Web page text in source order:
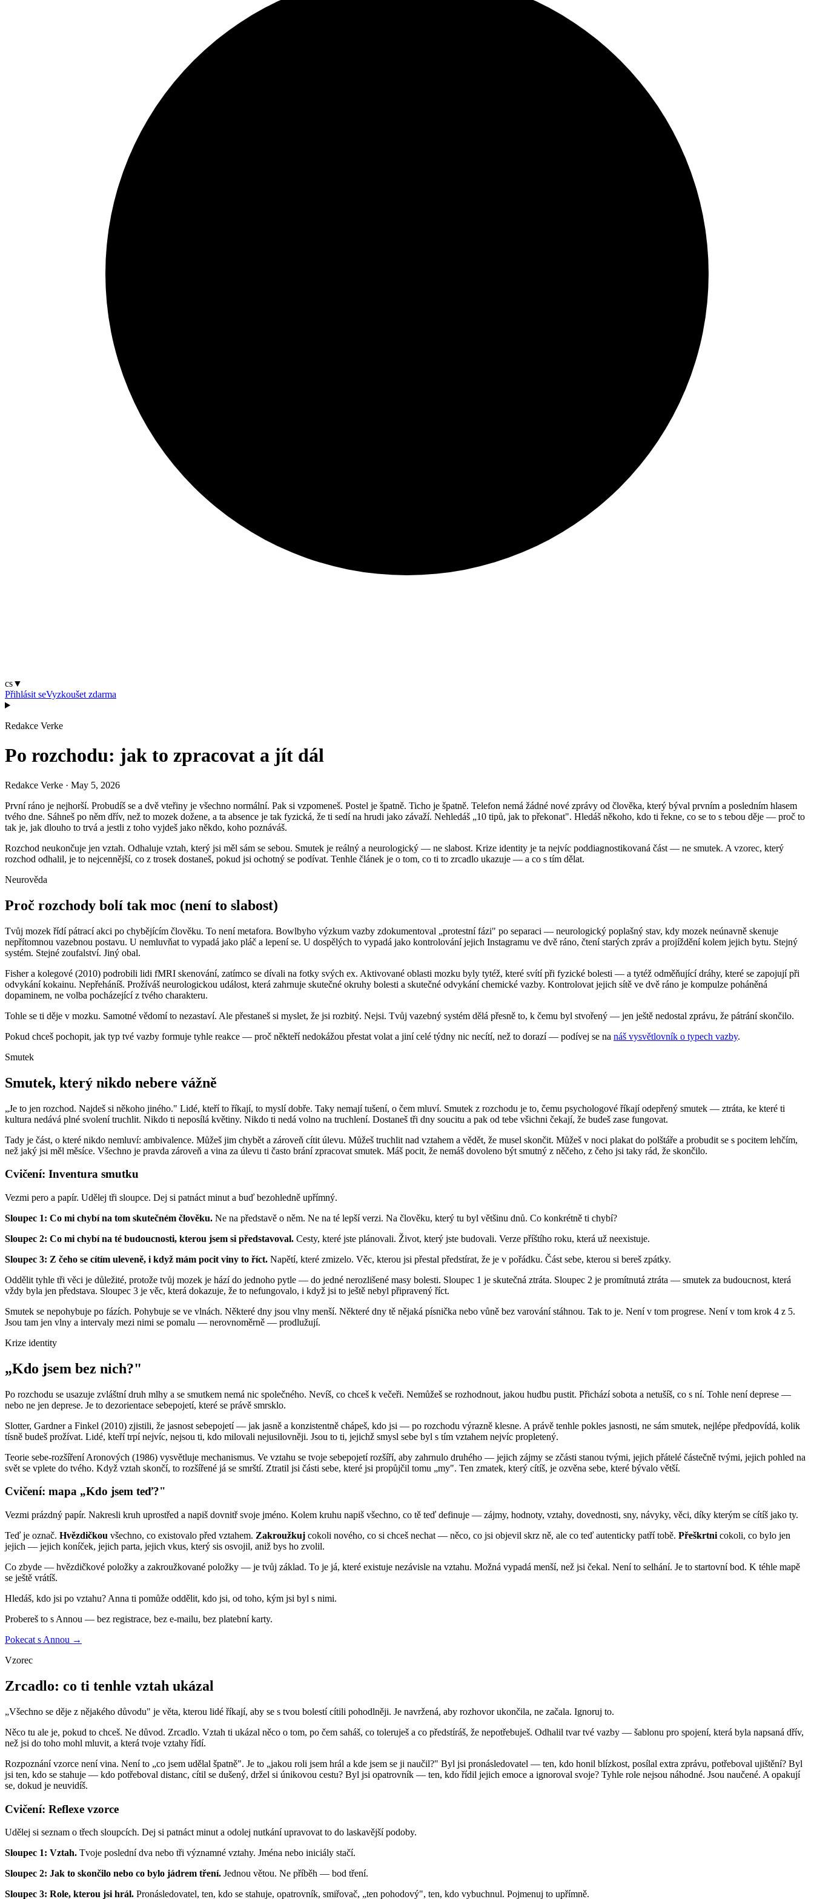
cs▼
Přihlásit seVyzkoušet zdarma
Redakce Verke
Po rozchodu: jak to zpracovat a jít dál
Redakce Verke · May 5, 2026
První ráno je nejhorší. Probudíš se a dvě vteřiny je všechno normální. Pak si vzpomeneš. Postel je špatně. Ticho je špatně. Telefon nemá žádné nové zprávy od člověka, který býval prvním a posledním hlasem
tvého dne. Sáhneš po něm dřív, než to mozek dožene, a ta absence je tak fyzická, že ti sedí na hrudi jako závaží. Nehledáš „10 tipů, jak to překonat". Hledáš někoho, kdo ti řekne, co se to s tebou děje — proč to
tak je, jak dlouho to trvá a jestli z toho vyjdeš jako někdo, koho poznáváš.
Rozchod neukončuje jen vztah. Odhaluje vztah, který jsi měl sám se sebou. Smutek je reálný a neurologický — ne slabost. Krize identity je ta nejvíc poddiagnostikovaná část — ne smutek. A vzorec, který
rozchod odhalil, je to nejcennější, co z trosek dostaneš, pokud jsi ochotný se podívat. Tenhle článek je o tom, co ti to zrcadlo ukazuje — a co s tím dělat.
Neurověda
Proč rozchody bolí tak moc (není to slabost)
Tvůj mozek řídí pátrací akci po chybějícím člověku. To není metafora. Bowlbyho výzkum vazby zdokumentoval „protestní fázi" po separaci — neurologický poplašný stav, kdy mozek neúnavně skenuje
nepřítomnou vazebnou postavu. U nemluvňat to vypadá jako pláč a lepení se. U dospělých to vypadá jako kontrolování jejich Instagramu ve dvě ráno, čtení starých zpráv a projíždění kolem jejich bytu. Stejný
systém. Stejné zoufalství. Jiný obal.
Fisher a kolegové (2010) podrobili lidi fMRI skenování, zatímco se dívali na fotky svých ex. Aktivované oblasti mozku byly tytéž, které svítí při fyzické bolesti — a tytéž odměňující dráhy, které se zapojují při
odvykání kokainu. Nepřeháníš. Prožíváš neurologickou událost, která zahrnuje skutečné okruhy bolesti a skutečné odvykání chemické vazby. Kontrolovat jejich sítě ve dvě ráno je kompulze poháněná
dopaminem, ne volba pocházející z tvého charakteru.
Tohle se ti děje v mozku. Samotné vědomí to nezastaví. Ale přestaneš si myslet, že jsi rozbitý. Nejsi. Tvůj vazebný systém dělá přesně to, k čemu byl stvořený — jen ještě nedostal zprávu, že pátrání skončilo.
Pokud chceš pochopit, jak typ tvé vazby formuje tyhle reakce — proč někteří nedokážou přestat volat a jiní celé týdny nic necítí, než to dorazí — podívej se na náš vysvětlovník o typech vazby.
Smutek
Smutek, který nikdo nebere vážně
„Je to jen rozchod. Najdeš si někoho jiného." Lidé, kteří to říkají, to myslí dobře. Taky nemají tušení, o čem mluví. Smutek z rozchodu je to, čemu psychologové říkají odepřený smutek — ztráta, ke které ti
kultura nedává plné svolení truchlit. Nikdo ti neposílá květiny. Nikdo ti nedá volno na truchlení. Dostaneš tři dny soucitu a pak od tebe všichni čekají, že budeš zase fungovat.
Tady je část, o které nikdo nemluví: ambivalence. Můžeš jim chybět a zároveň cítit úlevu. Můžeš truchlit nad vztahem a vědět, že musel skončit. Můžeš v noci plakat do polštáře a probudit se s pocitem lehčím,
než jaký jsi měl měsíce. Všechno je pravda zároveň a vina za úlevu ti často brání zpracovat smutek. Máš pocit, že nemáš dovoleno být smutný z něčeho, z čeho jsi taky rád, že skončilo.
Cvičení: Inventura smutku
Vezmi pero a papír. Udělej tři sloupce. Dej si patnáct minut a buď bezohledně upřímný.
Sloupec 1: Co mi chybí na tom skutečném člověku. Ne na představě o něm. Ne na té lepší verzi. Na člověku, který tu byl většinu dnů. Co konkrétně ti chybí?
Sloupec 2: Co mi chybí na té budoucnosti, kterou jsem si představoval. Cesty, které jste plánovali. Život, který jste budovali. Verze příštího roku, která už neexistuje.
Sloupec 3: Z čeho se cítím uleveně, i když mám pocit viny to říct. Napětí, které zmizelo. Věc, kterou jsi přestal předstírat, že je v pořádku. Část sebe, kterou si bereš zpátky.
Oddělit tyhle tři věci je důležité, protože tvůj mozek je hází do jednoho pytle — do jedné nerozlišené masy bolesti. Sloupec 1 je skutečná ztráta. Sloupec 2 je promítnutá ztráta — smutek za budoucnost, která
vždy byla jen představa. Sloupec 3 je věc, která dokazuje, že to nefungovalo, i když jsi to ještě nebyl připravený říct.
Smutek se nepohybuje po fázích. Pohybuje se ve vlnách. Některé dny jsou vlny menší. Některé dny tě nějaká písnička nebo vůně bez varování stáhnou. Tak to je. Není v tom progrese. Není v tom krok 4 z 5.
Jsou tam jen vlny a intervaly mezi nimi se pomalu — nerovnoměrně — prodlužují.
Krize identity
„Kdo jsem bez nich?"
Po rozchodu se usazuje zvláštní druh mlhy a se smutkem nemá nic společného. Nevíš, co chceš k večeři. Nemůžeš se rozhodnout, jakou hudbu pustit. Přichází sobota a netušíš, co s ní. Tohle není deprese —
nebo ne jen deprese. Je to dezorientace sebepojetí, které se právě smrsklo.
Slotter, Gardner a Finkel (2010) zjistili, že jasnost sebepojetí — jak jasně a konzistentně chápeš, kdo jsi — po rozchodu výrazně klesne. A právě tenhle pokles jasnosti, ne sám smutek, nejlépe předpovídá, kolik
tísně budeš prožívat. Lidé, kteří trpí nejvíc, nejsou ti, kdo milovali nejusilovněji. Jsou to ti, jejichž smysl sebe byl s tím vztahem nejvíc propletený.
Teorie sebe-rozšíření Aronových (1986) vysvětluje mechanismus. Ve vztahu se tvoje sebepojetí rozšíří, aby zahrnulo druhého — jejich zájmy se zčásti stanou tvými, jejich přátelé částečně tvými, jejich pohled na
svět se vplete do tvého. Když vztah skončí, to rozšířené já se smrští. Ztratil jsi části sebe, které jsi propůjčil tomu „my". Ten zmatek, který cítíš, je ozvěna sebe, které bývalo větší.
Cvičení: mapa „Kdo jsem teď?"
Vezmi prázdný papír. Nakresli kruh uprostřed a napiš dovnitř svoje jméno. Kolem kruhu napiš všechno, co tě teď definuje — zájmy, hodnoty, vztahy, dovednosti, sny, návyky, věci, díky kterým se cítíš jako ty.
Teď je označ. Hvězdičkou všechno, co existovalo před vztahem. Zakroužkuj cokoli nového, co si chceš nechat — něco, co jsi objevil skrz ně, ale co teď autenticky patří tobě. Přeškrtni cokoli, co bylo jen
jejich — jejich koníček, jejich parta, jejich vkus, který sis osvojil, aniž bys ho zvolil.
Co zbyde — hvězdičkové položky a zakroužkované položky — je tvůj základ. To je já, které existuje nezávisle na vztahu. Možná vypadá menší, než jsi čekal. Není to selhání. Je to startovní bod. K téhle mapě
se ještě vrátíš.
Hledáš, kdo jsi po vztahu? Anna ti pomůže oddělit, kdo jsi, od toho, kým jsi byl s nimi.
Probereš to s Annou — bez registrace, bez e-mailu, bez platební karty.
Pokecat s Annou →
Vzorec
Zrcadlo: co ti tenhle vztah ukázal
„Všechno se děje z nějakého důvodu" je věta, kterou lidé říkají, aby se s tvou bolestí cítili pohodlněji. Je navržená, aby rozhovor ukončila, ne začala. Ignoruj to.
Něco tu ale je, pokud to chceš. Ne důvod. Zrcadlo. Vztah ti ukázal něco o tom, po čem saháš, co toleruješ a co předstíráš, že nepotřebuješ. Odhalil tvar tvé vazby — šablonu pro spojení, která byla napsaná dřív,
než jsi do toho mohl mluvit, a která tvoje vztahy řídí.
Rozpoznání vzorce není vina. Není to „co jsem udělal špatně". Je to „jakou roli jsem hrál a kde jsem se ji naučil?" Byl jsi pronásledovatel — ten, kdo honil blízkost, posílal extra zprávu, potřeboval ujištění? Byl
jsi ten, kdo se stahuje — kdo potřeboval distanc, cítil se dušený, držel si únikovou cestu? Byl jsi opatrovník — ten, kdo řídil jejich emoce a ignoroval svoje? Tyhle role nejsou náhodné. Jsou naučené. A opakují
se, dokud je neuvidíš.
Cvičení: Reflexe vzorce
Udělej si seznam o třech sloupcích. Dej si patnáct minut a odolej nutkání upravovat to do laskavější podoby.
Sloupec 1: Vztah. Tvoje poslední dva nebo tři významné vztahy. Jména nebo iniciály stačí.
Sloupec 2: Jak to skončilo nebo co bylo jádrem tření. Jednou větou. Ne příběh — bod tření.
Sloupec 3: Role, kterou jsi hrál. Pronásledovatel, ten, kdo se stahuje, opatrovník, smiřovač, „ten pohodový", ten, kdo vybuchnul. Pojmenuj to upřímně.